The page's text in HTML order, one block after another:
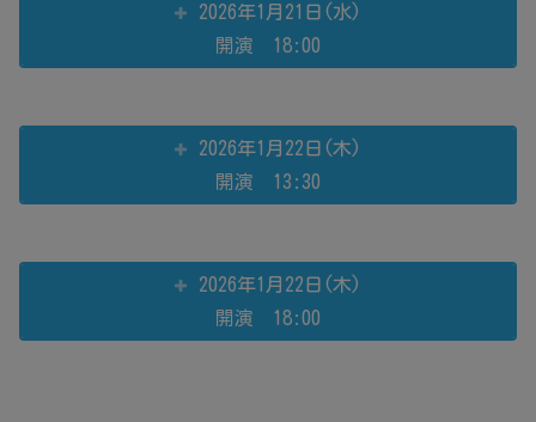
2026年1月21日(水)
開演 18:00
2026年1月22日(木)
開演 13:30
2026年1月22日(木)
開演 18:00